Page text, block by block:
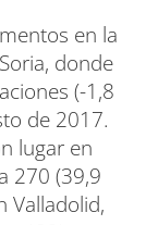
en la
donde
(-1,8
de 2017.
lugar en
270 (39,9
Valladolid,